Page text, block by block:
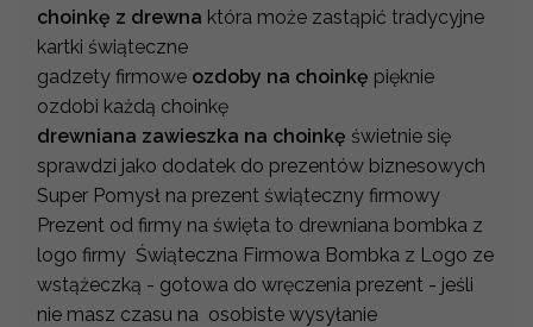
choinkę z drewna która może zastąpić tradycyjne
kartki świąteczne
gadzety firmowe ozdoby na choinkę pięknie
ozdobi każdą choinkę
drewniana zawieszka na choinkę świetnie się
sprawdzi jako dodatek do prezentów biznesowych
Super Pomysł na prezent świąteczny firmowy
Prezent od firmy na święta to drewniana bombka z
logo firmy Świąteczna Firmowa Bombka z Logo ze
wstążeczką - gotowa do wręczenia prezent - jeśli
nie masz czasu na osobiste wysyłanie